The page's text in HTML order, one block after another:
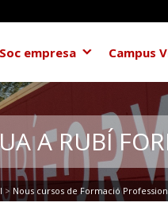
Soc empresa Campus
A RUBÍ
> Nous cursos de Formació